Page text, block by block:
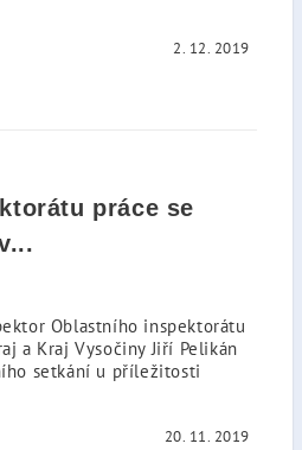
2. 12. 2019
práce se
Oblastního inspektorátu
a Kraj Vysočiny Jiří Pelikán
setkání u příležitosti
20. 11. 2019